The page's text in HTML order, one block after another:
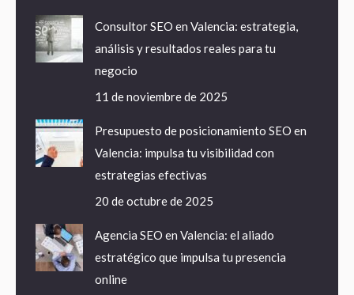
Consultor SEO en Valencia: estrategia,
análisis y resultados reales para tu
negocio
11 de noviembre de 2025
Presupuesto de posicionamiento SEO en
Valencia: impulsa tu visibilidad con
estrategias efectivas
20 de octubre de 2025
Agencia SEO en Valencia: el aliado
estratégico que impulsa tu presencia
online